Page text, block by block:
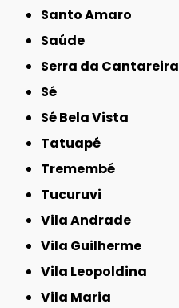
Santo Amaro
Saúde
Serra da Cantareira
Sé
Sé Bela Vista
Tatuapé
Tremembé
Tucuruvi
Vila Andrade
Vila Guilherme
Vila Leopoldina
Vila Maria